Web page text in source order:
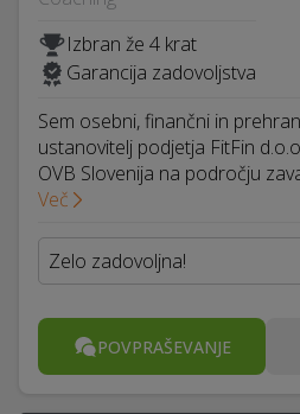
Izbran že 4 krat
Garancija zadovoljstva
Sem osebni, finančni in
ustanovitelj podjetja FitFin
OVB Slovenija na področju
Več
Zelo zadovoljna!
POVPRAŠEVANJE